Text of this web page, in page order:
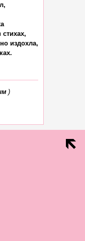
издохла,
)